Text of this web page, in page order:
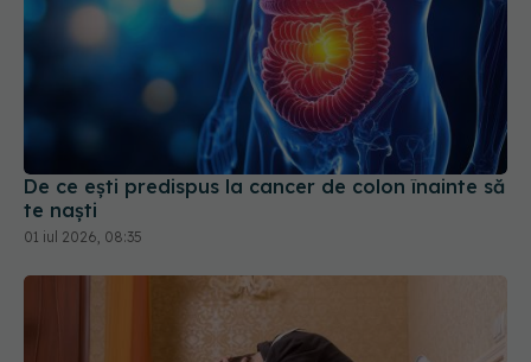
De ce ești predispus la cancer de colon înainte să
te naști
01 iul 2026, 08:35